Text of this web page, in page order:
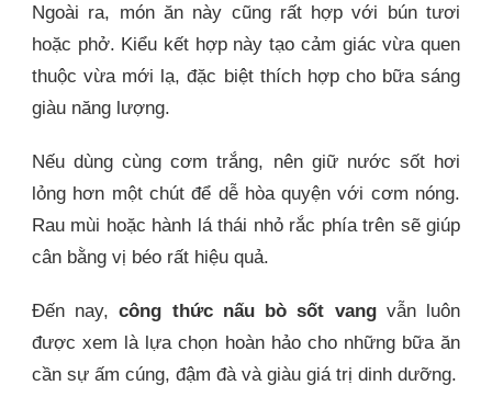
Ngoài ra, món ăn này cũng rất hợp với bún tươi
hoặc phở. Kiểu kết hợp này tạo cảm giác vừa quen
thuộc vừa mới lạ, đặc biệt thích hợp cho bữa sáng
giàu năng lượng.
Nếu dùng cùng cơm trắng, nên giữ nước sốt hơi
lỏng hơn một chút để dễ hòa quyện với cơm nóng.
Rau mùi hoặc hành lá thái nhỏ rắc phía trên sẽ giúp
cân bằng vị béo rất hiệu quả.
Đến nay,công thức nấu bò sốt vangvẫn luôn
được xem là lựa chọn hoàn hảo cho những bữa ăn
cần sự ấm cúng, đậm đà và giàu giá trị dinh dưỡng.